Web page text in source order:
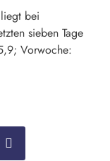
bei
sieben Tage
Vorwoche: